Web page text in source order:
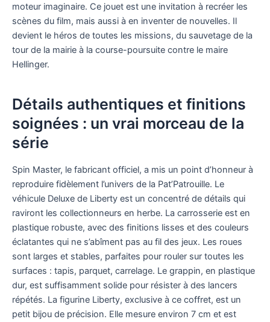
moteur imaginaire. Ce jouet est une invitation à recréer les
scènes du film, mais aussi à en inventer de nouvelles. Il
devient le héros de toutes les missions, du sauvetage de la
tour de la mairie à la course-poursuite contre le maire
Hellinger.
Détails authentiques et finitions
soignées : un vrai morceau de la
série
Spin Master, le fabricant officiel, a mis un point d’honneur à
reproduire fidèlement l’univers de la Pat’Patrouille. Le
véhicule Deluxe de Liberty est un concentré de détails qui
raviront les collectionneurs en herbe. La carrosserie est en
plastique robuste, avec des finitions lisses et des couleurs
éclatantes qui ne s’abîment pas au fil des jeux. Les roues
sont larges et stables, parfaites pour rouler sur toutes les
surfaces : tapis, parquet, carrelage. Le grappin, en plastique
dur, est suffisamment solide pour résister à des lancers
répétés. La figurine Liberty, exclusive à ce coffret, est un
petit bijou de précision. Elle mesure environ 7 cm et est